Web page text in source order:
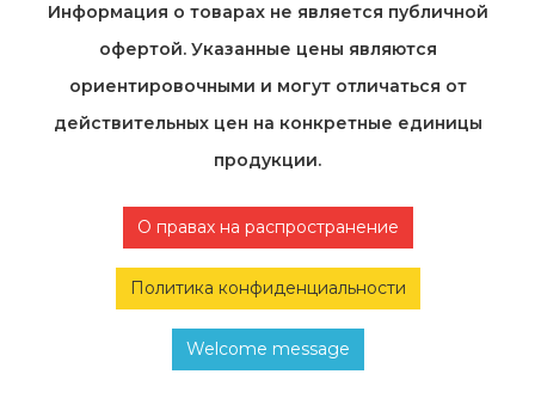
Информация о товарах не является публичной
офертой. Указанные цены являются
ориентировочными и могут отличаться от
действительных цен на конкретные единицы
продукции.
О правах на распространение
Политика конфиденциальности
Welcome message